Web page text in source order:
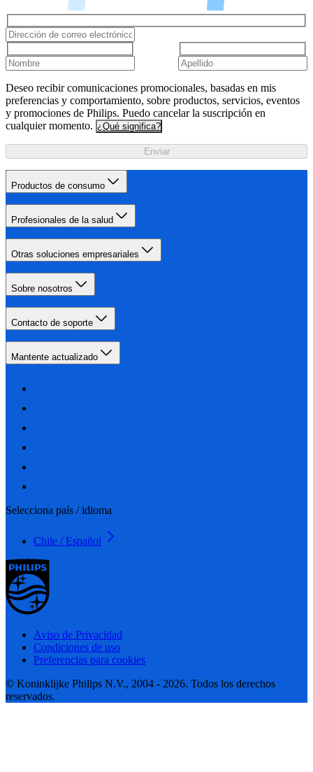
Deseo recibir comunicaciones promocionales, basadas en mis
preferencias y comportamiento, sobre productos, servicios, eventos
y promociones de Philips. Puedo cancelar la suscripción en
cualquier momento. ¿Qué significa?
Enviar
Productos de consumo
Profesionales de la salud
Otras soluciones empresariales
Sobre nosotros
Contacto de soporte
Mantente actualizado
Selecciona país / idioma
Chile / Español
Aviso de Privacidad
Condiciones de uso
Preferencias para cookies
© Koninklijke Philips N.V., 2004 - 2026. Todos los derechos
reservados.